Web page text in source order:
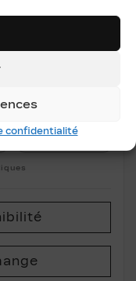
confidentialité
4 739$